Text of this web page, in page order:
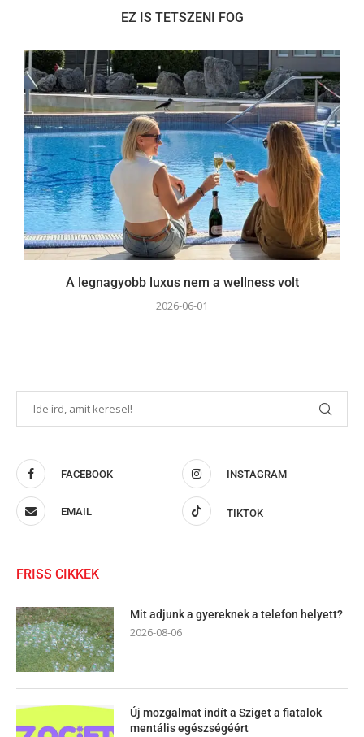
EZ IS TETSZENI FOG
A legnagyobb luxus nem a wellness volt
2026-06-01
FACEBOOK INSTAGRAM
EMAIL TIKTOK
FRISS CIKKEK
Mit adjunk a gyereknek a telefon helyett?
2026-08-06
Új mozgalmat indít a Sziget a fiatalok
mentális egészségéért